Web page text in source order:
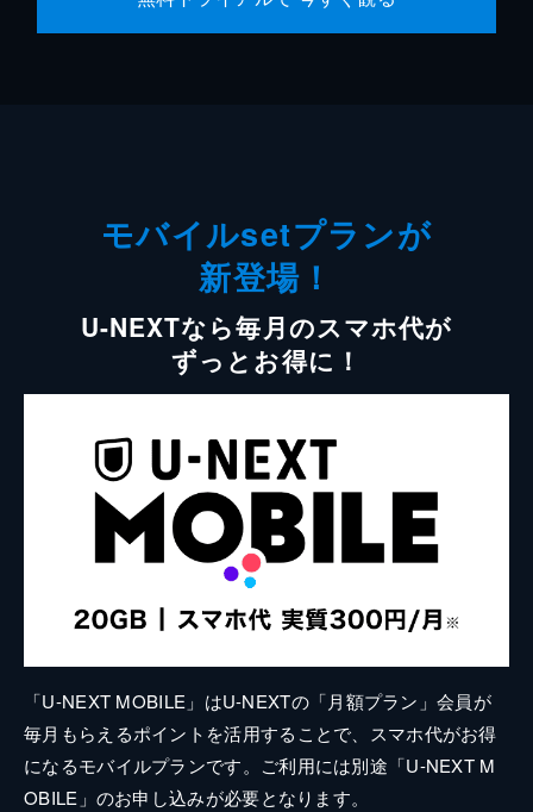
モバイルsetプランが
新登場！
U-NEXTなら毎月のスマホ代が
ずっとお得に！
「U-NEXT MOBILE」はU-NEXTの「月額プラン」会員が
毎月もらえるポイントを活用することで、スマホ代がお得
になるモバイルプランです。ご利用には別途「U-NEXT M
OBILE」のお申し込みが必要となります。